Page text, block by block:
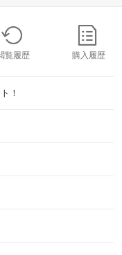
覧履歴 購入履歴
！